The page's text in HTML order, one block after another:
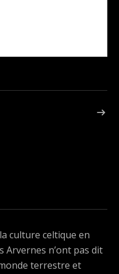
culture celtique en
Arvernes n’ont pas dit
terrestre et